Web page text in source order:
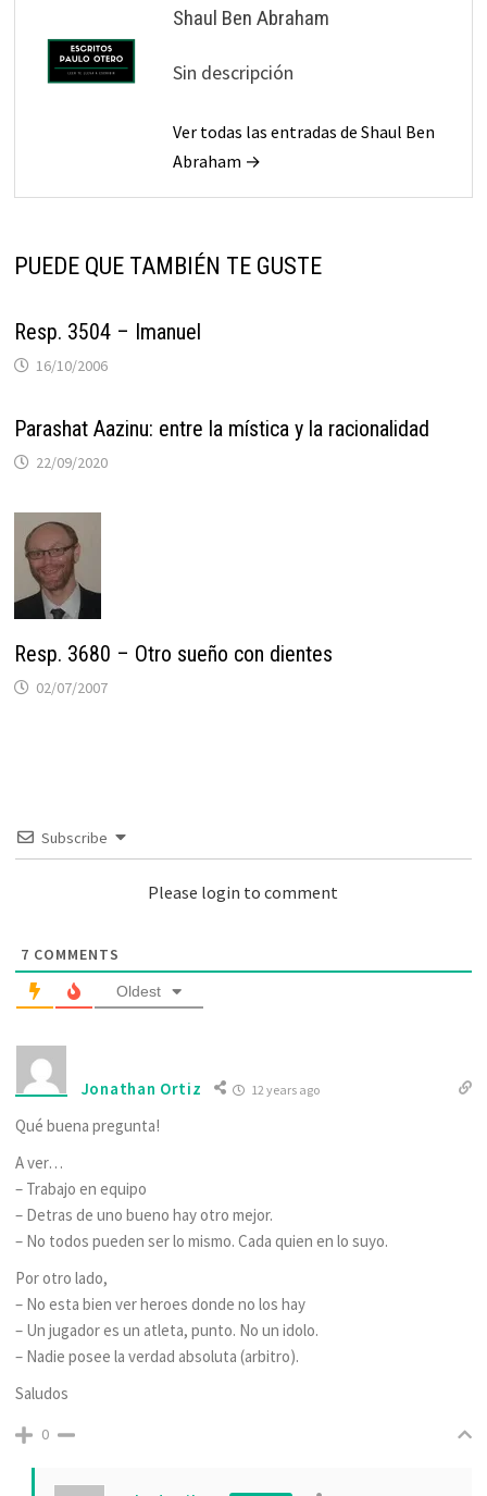
Shaul Ben Abraham
Sin descripción
Ver todas las entradas de Shaul Ben
Abraham →
PUEDE QUE TAMBIÉN TE GUSTE
Resp. 3504 – Imanuel
16/10/2006
Parashat Aazinu: entre la mística y la racionalidad
22/09/2020
Resp. 3680 – Otro sueño con dientes
02/07/2007
Subscribe
Please login to comment
7 COMMENTS
Oldest
Jonathan Ortiz 12 years ago
Qué buena pregunta!
A ver…
– Trabajo en equipo
– Detras de uno bueno hay otro mejor.
– No todos pueden ser lo mismo. Cada quien en lo suyo.
Por otro lado,
– No esta bien ver heroes donde no los hay
– Un jugador es un atleta, punto. No un idolo.
– Nadie posee la verdad absoluta (arbitro).
Saludos
0